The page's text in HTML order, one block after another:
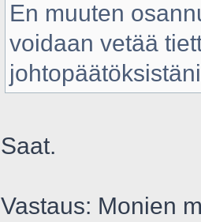
En muuten
voidaan vetää
Saat.
Vastaus: Monien